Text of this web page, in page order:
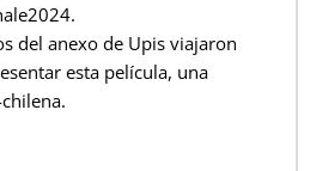
.
del anexo de Upis viajaron
esta película, una